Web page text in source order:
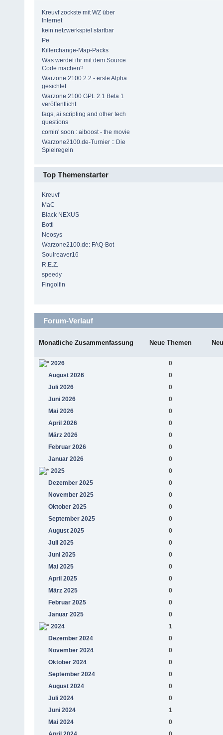
Kreuvf zockste mit WZ über
Internet
kein netzwerkspiel startbar
Pe
Killerchange-Map-Packs
Was werdet ihr mit dem Source
Code machen?
Warzone 2100 2.2 - erste Alpha
gesichtet
Warzone 2100 GPL 2.1 Beta 1
veröffentlicht
faqs, ai scripting and other tech
questions
comin' soon : aiboost - the movie
Warzone2100.de-Turnier :: Die
Spielregeln
Top Themenstarter
Kreuvf
MaC
Black NEXUS
Botti
Neosys
Warzone2100.de: FAQ-Bot
Soulreaver16
R.E.Z.
speedy
Fingolfin
Forum-Verlauf
Monatliche Zusammenfassung Neue Themen
2026
0
August 2026
0
Juli 2026
0
Juni 2026
0
Mai 2026
0
April 2026
0
März 2026
0
Februar 2026
0
Januar 2026
0
2025
0
Dezember 2025
0
November 2025
0
Oktober 2025
0
September 2025
0
August 2025
0
Juli 2025
0
Juni 2025
0
Mai 2025
0
April 2025
0
März 2025
0
Februar 2025
0
Januar 2025
0
2024
1
Dezember 2024
0
November 2024
0
Oktober 2024
0
September 2024
0
August 2024
0
Juli 2024
0
Juni 2024
1
Mai 2024
0